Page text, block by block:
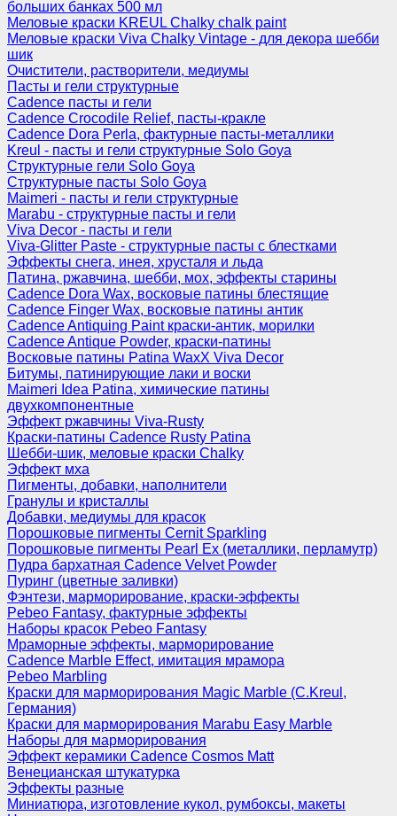
больших банках 500 мл
Меловые краски KREUL Chalky chalk paint
Меловые краски Viva Chalky Vintage - для декора шебби
шик
Очистители, растворители, медиумы
Пасты и гели структурные
Cadence пасты и гели
Cadence Crocodile Relief, пасты-кракле
Cadence Dora Perla, фактурные пасты-металлики
Kreul - пасты и гели структурные Solo Goya
Структурные гели Solo Goya
Структурные пасты Solo Goya
Maimeri - пасты и гели структурные
Marabu - структурные пасты и гели
Viva Decor - пасты и гели
Viva-Glitter Paste - структурные пасты с блестками
Эффекты снега, инея, хрусталя и льда
Патина, ржавчина, шебби, мох, эффекты старины
Cadence Dora Wax, восковые патины блестящие
Cadence Finger Wax, восковые патины антик
Сadence Antiquing Paint краски-антик, морилки
Cadence Antique Powder, краски-патины
Восковые патины Patina WaxX Viva Decor
Битумы, патинирующие лаки и воски
Maimeri Idea Patina, химические патины
двухкомпонентные
Эффект ржавчины Viva-Rusty
Краски-патины Cadence Rusty Patina
Шебби-шик, меловые краски Chalky
Эффект мха
Пигменты, добавки, наполнители
Гранулы и кристаллы
Добавки, медиумы для красок
Порошковые пигменты Cernit Sparkling
Порошковые пигменты Pearl Ex (металлики, перламутр)
Пудра бархатная Cadence Velvet Powder
Пуринг (цветные заливки)
Фэнтези, марморирование, краски-эффекты
Pebeo Fantasy, фактурные эффекты
Наборы красок Pebeo Fantasy
Мраморные эффекты, марморирование
Cadence Marble Effect, имитация мрамора
Pebeo Marbling
Краски для марморирования Magic Marble (C.Kreul,
Германия)
Краски для марморирования Marabu Easy Marble
Наборы для марморирования
Эффект керамики Cadence Cosmos Matt
Венецианская штукатурка
Эффекты разные
Миниатюра, изготовление кукол, румбоксы, макеты